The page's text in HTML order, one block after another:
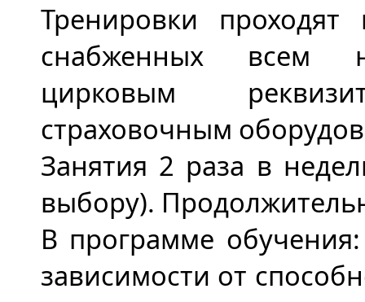
Тренировки
снабженных всем
цирковым
страховочным
Занятия 2 раза в
выбору).
В программе
зависимости от